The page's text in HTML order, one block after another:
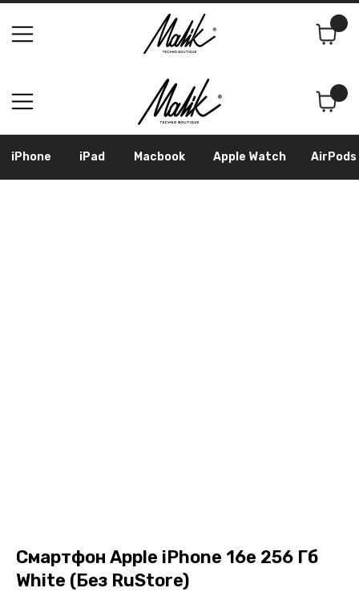
Поиск
iPhone Apple Watch
Смартфон Apple iPhone 16e 256 Гб
White (Без RuStore)